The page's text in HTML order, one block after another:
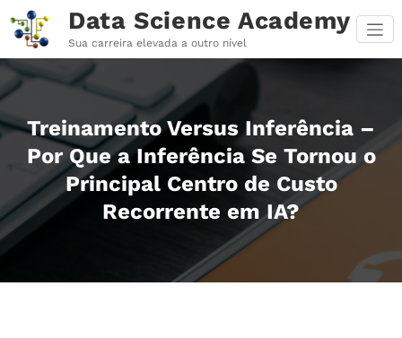
para
conteúdo
Data Science Academy
Sua carreira elevada a outro nível
Treinamento Versus Inferência –
Por Que a Inferência Se Tornou o
Principal Centro de Custo
Recorrente em IA?